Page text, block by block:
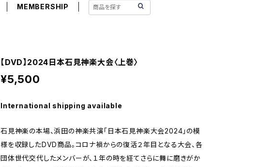
MEMBERSHIP
【DVD】2024日本石見神楽大会〈上巻〉
¥5,500
International shipping available
石見神楽の本場、浜田の神楽共演「日本石見神楽大会2024」の模
様を収録したDVD商品。コロナ禍からの復活２年目となる大会、各
団体世代交代したメンバーが、１年の時を経てさらに舞に磨きがか